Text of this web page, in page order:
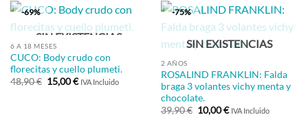
-69%
SIN EXISTENCIAS
6 A 18 MESES
CUCO: Body crudo con
florecitas y cuello plumeti.
48,90€ El
precio
15,00€ElIVA Incluido
-75%
SIN EXISTENCIAS
2 AÑOS
ROSALIND FRANKLIN: Falda
braga 3 volantes vichy menta y
chocolate.
39,90€ El
precio
10,00€ElIVA Incluido